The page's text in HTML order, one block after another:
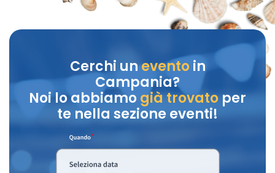
Cerchi unevento in
Campania?
Noi lo abbiamo già trovatoper
te nella sezione eventi!